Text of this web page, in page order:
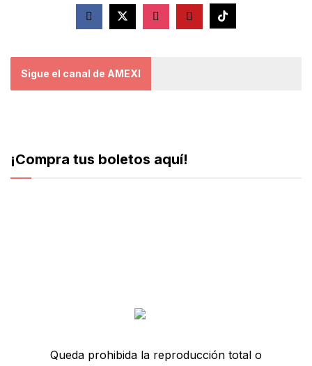
Sigue el canal de AMEXI
¡Compra tus boletos aquí!
Queda prohibida la reproducción total o